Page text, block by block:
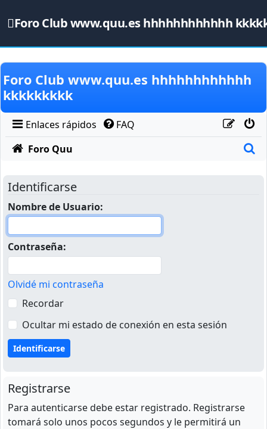
Foro Club www.quu.es hhhhhhhhhhhh
Obviar
Foro Club www.quu.es hhhhhhhhhhhh
kkkkkkkkk
Enlaces rápidos
FAQ
Foro Quu
Identificarse
Nombre de Usuario:
Contraseña:
Olvidé mi contraseña
Recordar
Ocultar mi estado de conexión en esta sesión
Registrarse
Para autenticarse debe estar registrado. Registrarse
tomará solo unos pocos segundos y le permitirá un